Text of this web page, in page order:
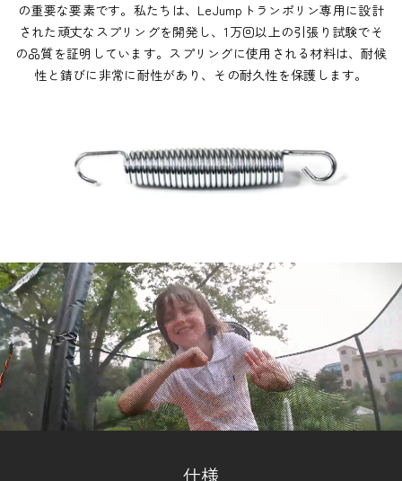
の重要な要素です。私たちは、LeJumpトランポリン専用に設計
された頑丈なスプリングを開発し、1万回以上の引張り試験でそ
の品質を証明しています。スプリングに使用される材料は、耐候
性と錆びに非常に耐性があり、その耐久性を保護します。
仕様